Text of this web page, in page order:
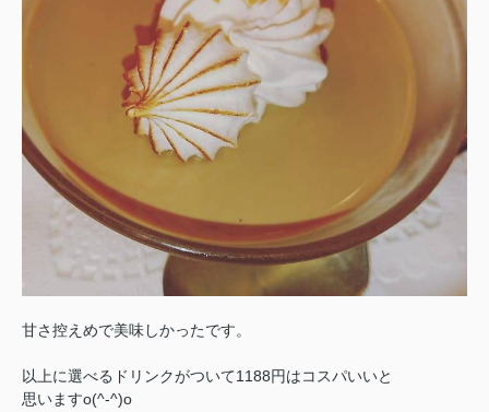
甘さ控えめで美味しかったです。
以上に選べるドリンクがついて1188円はコスパいいと
思いますo(^-^)o